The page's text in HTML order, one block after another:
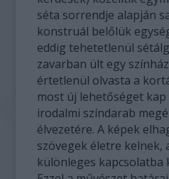
séta sorrendje alapján
konstruál belőlük
eddig tehetetlenül
zavarban ült egy
értetlenül olvasta a
most új lehetőséget
irodalmi színdarab
élvezetére. A képek
szövegek életre kelnek,
különleges kapcsolatba